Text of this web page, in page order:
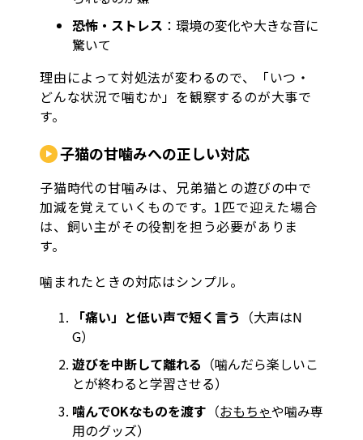
恐怖・ストレス ：環境の変化や大きな音に
驚いて
理由によって対処法が変わるので、「いつ・
どんな状況で噛むか」を観察するのが大事で
す。
子猫の甘噛みへの正しい対応
子猫時代の甘噛みは、兄弟猫との遊びの中で
加減を覚えていくものです。1匹で迎えた場合
は、飼い主がその役割を担う必要がありま
す。
噛まれたときの対応はシンプル。
「痛い」と低い声で短く言う （大声はN
G）
遊びを中断して離れる （噛んだら楽しいこ
とが終わると学習させる）
噛んでOKなものを渡す （おもちゃや噛み専
用のグッズ）